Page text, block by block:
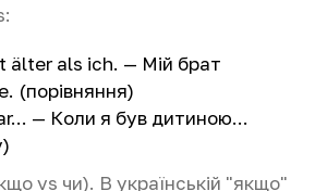
älter als ich. — Мій брат
(порівняння)
— Коли я був дитиною...
vs чи). В українській "якщо"